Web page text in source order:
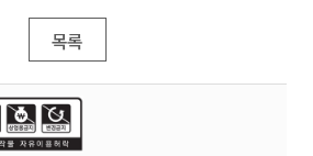
목록